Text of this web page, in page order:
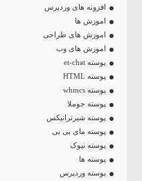
افزونه های وردپرس
اموزش ها
اموزش های طراحی
اموزش های وب
پوسته et-chat
پوسته HTML
پوسته whmcs
پوسته جوملا
پوسته شیرترانیکس
پوسته مای بی بی
پوسته نیوک
پوسته ها
پوسته وردپرس